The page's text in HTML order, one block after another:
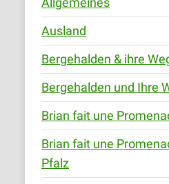
Allgemeines
Ausland
Bergehalden & ihre
Bergehalden und Ihre
Brian fait une
Brian fait une
Pfalz